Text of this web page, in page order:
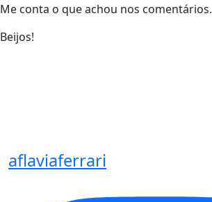
Me conta o que achou nos comentários.
Beijos!
aflaviaferrari